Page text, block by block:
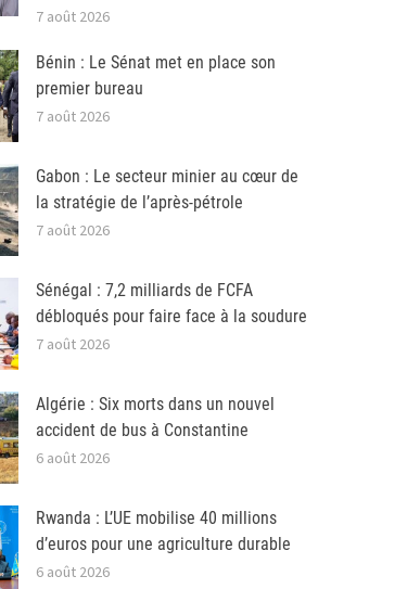
7 août 2026
Bénin : Le Sénat met en place son
premier bureau
7 août 2026
Gabon : Le secteur minier au cœur de
la stratégie de l’après-pétrole
7 août 2026
Sénégal : 7,2 milliards de FCFA
débloqués pour faire face à la soudure
7 août 2026
Algérie : Six morts dans un nouvel
accident de bus à Constantine
6 août 2026
Rwanda : L’UE mobilise 40 millions
d’euros pour une agriculture durable
6 août 2026